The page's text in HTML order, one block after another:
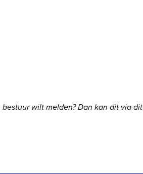
wilt melden? Dan kan dit via dit